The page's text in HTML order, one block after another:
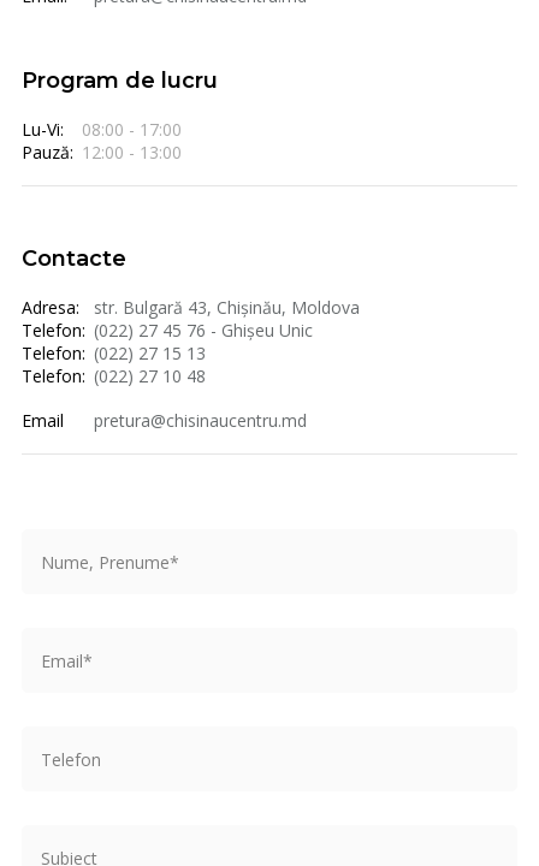
Program de lucru
Lu-Vi:
08:00 - 17:00
Pauză: 12:00 - 13:00
Contacte
Adresa:
str. Bulgară 43, Chișinău, Moldova
Telefon: (022) 27 45 76 - Ghișeu Unic
Telefon: (022) 27 15 13
Telefon: (022) 27 10 48
Email
pretura@chisinaucentru.md